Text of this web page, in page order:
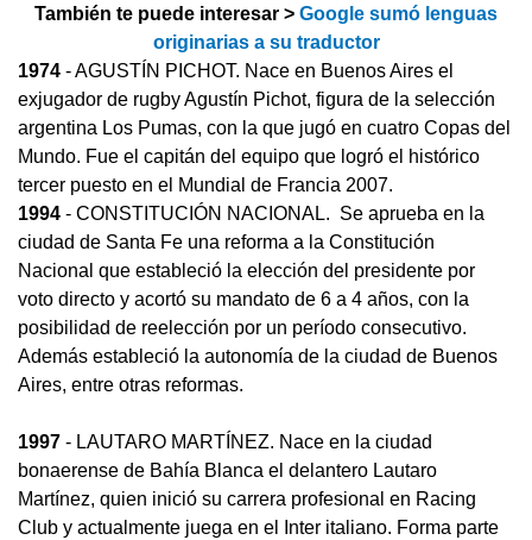
También te puede interesar > Google sumó lenguas
originarias a su traductor
1974 - AGUSTÍN PICHOT. Nace en Buenos Aires el
exjugador de rugby Agustín Pichot, figura de la selección
argentina Los Pumas, con la que jugó en cuatro Copas del
Mundo. Fue el capitán del equipo que logró el histórico
tercer puesto en el Mundial de Francia 2007.
1994 - CONSTITUCIÓN NACIONAL. Se aprueba en la
ciudad de Santa Fe una reforma a la Constitución
Nacional que estableció la elección del presidente por
voto directo y acortó su mandato de 6 a 4 años, con la
posibilidad de reelección por un período consecutivo.
Además estableció la autonomía de la ciudad de Buenos
Aires, entre otras reformas.
1997 - LAUTARO MARTÍNEZ. Nace en la ciudad
bonaerense de Bahía Blanca el delantero Lautaro
Martínez, quien inició su carrera profesional en Racing
Club y actualmente juega en el Inter italiano. Forma parte